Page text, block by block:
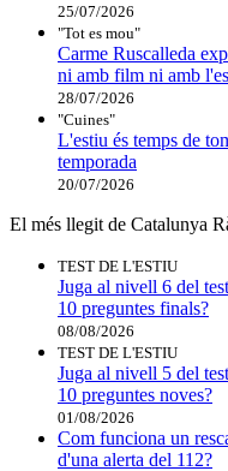
25/07/2026
"Tot es mou"
Carme Ruscalleda
ni amb film ni amb
28/07/2026
"Cuines"
L'estiu és temps de
temporada
20/07/2026
El més llegit de Catalunya
TEST DE L'ESTIU
Juga al nivell 6 del
10 preguntes finals?
08/08/2026
TEST DE L'ESTIU
Juga al nivell 5 del
10 preguntes noves?
01/08/2026
Com funciona un
d'una alerta del 112?